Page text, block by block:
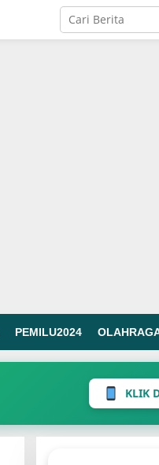
PEMILU2024
KLIK